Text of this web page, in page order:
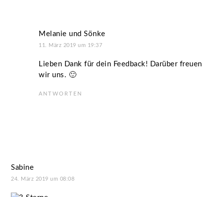
Melanie und Sönke
11. März 2019 um 19:37
Lieben Dank für dein Feedback! Darüber freuen
wir uns. 🙂
ANTWORTEN
Sabine
24. März 2019 um 08:08